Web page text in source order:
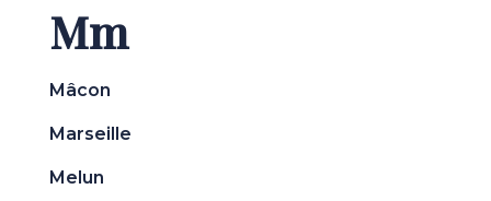
Mm
Mâcon
Marseille
Melun